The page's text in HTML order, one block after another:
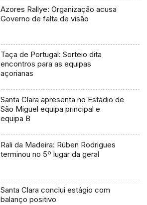
Azores Rallye: Organização acusa
Governo de falta de visão
Taça de Portugal: Sorteio dita
encontros para as equipas
açorianas
Santa Clara apresenta no Estádio de
São Miguel equipa principal e
equipa B
Rali da Madeira: Rúben Rodrigues
terminou no 5º lugar da geral
Santa Clara conclui estágio com
balanço positivo